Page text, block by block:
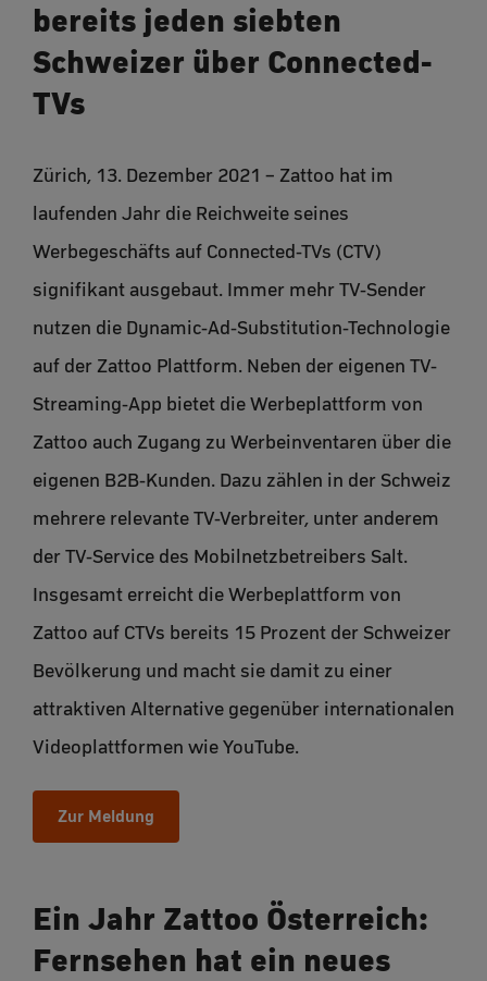
bereits jeden siebten
Schweizer über Connected-
TVs
Zürich, 13. Dezember 2021 – Zattoo hat im
laufenden Jahr die Reichweite seines
Werbegeschäfts auf Connected-TVs (CTV)
signifikant ausgebaut. Immer mehr TV-Sender
nutzen die Dynamic-Ad-Substitution-Technologie
auf der Zattoo Plattform. Neben der eigenen TV-
Streaming-App bietet die Werbeplattform von
Zattoo auch Zugang zu Werbeinventaren über die
eigenen B2B-Kunden. Dazu zählen in der Schweiz
mehrere relevante TV-Verbreiter, unter anderem
der TV-Service des Mobilnetzbetreibers Salt.
Insgesamt erreicht die Werbeplattform von
Zattoo auf CTVs bereits 15 Prozent der Schweizer
Bevölkerung und macht sie damit zu einer
attraktiven Alternative gegenüber internationalen
Videoplattformen wie YouTube.
Zur Meldung
Ein Jahr Zattoo Österreich:
Fernsehen hat ein neues